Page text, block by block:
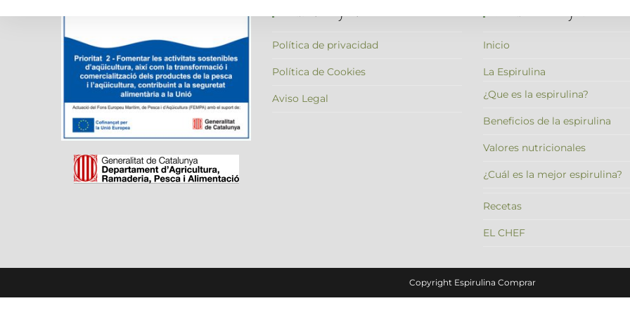
Políticas Legales
Política de privacidad
Política de Cookies
Aviso Legal
Menú De Navegación
Inicio
La Espirulina
¿Que es la espirulina?
Beneficios de la espirulina
Valores nutricionales
¿Cuál es la mejor espirulina?
Recetas
EL CHEF
Copyright Espirulina Comprar